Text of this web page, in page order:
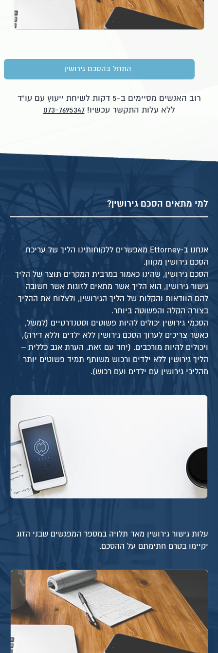
התחל בהסכם גירושין
רוב האנשים מסיימים ב-5 דקות לשיחת ייעוץ עם עו"ד
ללא עלות התקשר עכשיו!073-7695347
למי מתאים הסכם גירושין?
אנחנו ב-Ettorney מאפשרים ללקוחותינו הליך של עריכת
הסכם גירושין מקוון.
הסכם גירושין, שהינו כאמור במרבית המקרים תוצר של הליך
גישור גירושין, הוא הליך אשר מתאים לזוגות אשר חשובה
להם הוודאות והקלות של הליך הגירושין, ולצלוח את ההליך
בצורה הקלה והפשוטה ביותר.
הסכמי גירושין יכולים להיות פשוטים וסטנדרטיים (למשל,
כאשר צריכים לערוך הסכם גירושין ללא ילדים וללא דירה),
ויכולים להיות מורכבים. (יחד עם זאת, הערת אגב כללית –
הליך גירושין ללא ילדים ורכוש משותף תמיד פשוטים יותר
מהליכי גירושין עם ילדים ועם רכוש).
עלות גישור גירושין מאד תלויה במספר המפגשים שבני הזוג
יקיימו בטרם חתימתם על ההסכם.